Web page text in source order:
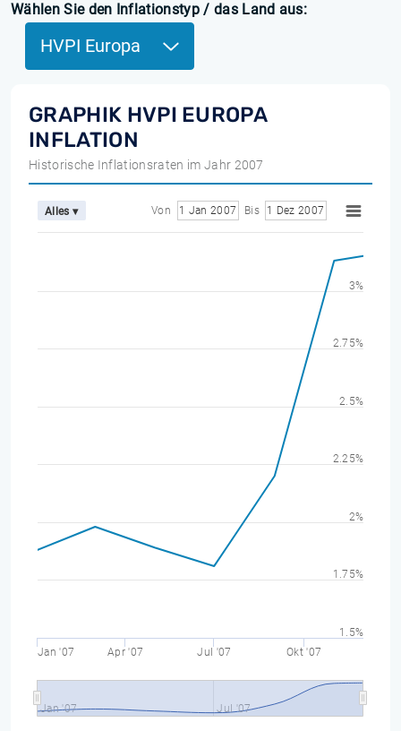
Wählen Sie den Inflationstyp / das Land aus:
HVPI Europa
GRAPHIK HVPI EUROPA
INFLATION
Historische Inflationsraten im Jahr 2007
Alles ▾ Von 1 Jan 2007 Bis 1 Dez 2007
Jan '07 Apr '07 Jul '07 Okt '07
Jan '07 Jul '07
2%
3%
1.5%
1.75%
2.25%
2.5%
2.75%